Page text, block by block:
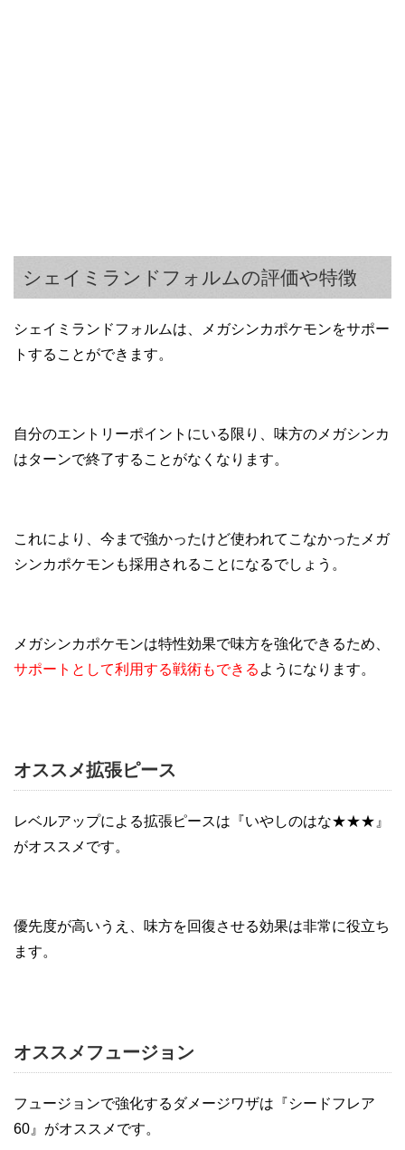
シェイミランドフォルムの評価や特徴
シェイミランドフォルムは、メガシンカポケモンをサポー
トすることができます。
自分のエントリーポイントにいる限り、味方のメガシンカ
はターンで終了することがなくなります。
これにより、今まで強かったけど使われてこなかったメガ
シンカポケモンも採用されることになるでしょう。
メガシンカポケモンは特性効果で味方を強化できるため、
サポートとして利用する戦術もできる ようになります。
オススメ拡張ピース
レベルアップによる拡張ピースは『いやしのはな★★★』
がオススメです。
優先度が高いうえ、味方を回復させる効果は非常に役立ち
ます。
オススメフュージョン
フュージョンで強化するダメージワザは『シードフレア
60』がオススメです。